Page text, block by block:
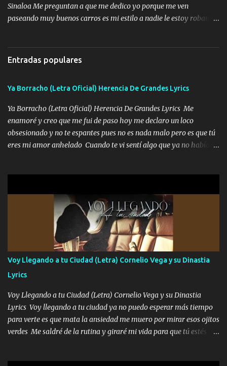
Sinaloa Me preguntan a que me dedico yo porque me ven
paseando muy buenos carros es mi estilo a nadie le estoy robando
miraban trabajando la escuela dejé el dinero estaba escaso Mi
familia que nunca les falte nada es la gran razón que a diario me
mi esposa no se ra'ja Música Me rodearon y la puerta me
tumbaron prisionero en caliente me llevaron me achacaba cargos
que estaban muy raros me gritaba a donde tienes el clavo Yo me
enfiesto me gusta vivir en grande más me cuido me gusta ser
responsable hay rateros envidiosos que no falten mi dios es grande
me cuida de las maldades Pa el equipo aquí le mando un abrazo
Entradas populares
Ya Borracho (Letra Oficial) Herencia De Grandes Lyrics
Ya Borracho (Letra Oficial) Herencia De Grandes Lyrics Me
enamoré y creo que me fui de paso hoy me declaro un loco
obsesionado y no te espantes pues no es nada malo pero es que tú
eres mi amor anhelado Cuando te vi sentí algo que ya no había
cariño de mi alma Que pa febrero vendré frente a ti con mis
preguntas y digas que sí hacernos novios y verte feliz y muy
contenta como yo por ti Música Pregúntame qué es lo que me
enamora pa describirte unas cuantas horas también pregunta que
quiero contigo que seas dichosa al estar conmigo Y ya borracho
contéstame la llamada pa dedicarte unas bonitas palabras así
borracho me animo a decirte todo y puedo describirlo mucho que
me encantes Decirte que me siento muy feliz y emocionado por
tenerte aquí espero que quiera...
Voy Llegando a tu Ciudad (Letra) Cornelio Vega y su Dinastia
Lyrics
Voy Llegando a tu Ciudad (Letra) Cornelio Vega y su Dinastia
Lyrics Voy llegando a tu ciudad ya no puedo esperar más tiempo
para verte es que mata la ansiedad me muero por mirar esos ojitos
verdes Me saldré de la rutina y giraré mi vida para que tú estés en